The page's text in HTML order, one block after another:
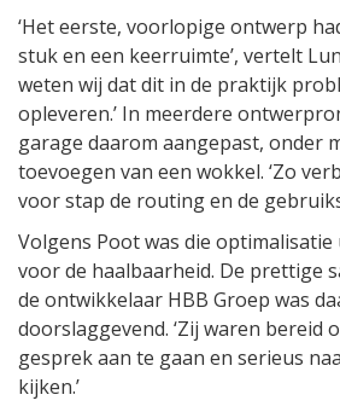
‘Het eerste, voorlopige ontwerp
stuk en een keerruimte’, vertelt
weten wij dat dit in de praktijk
opleveren.’ In meerdere
garage daarom aangepast, onder
toevoegen van een wokkel. ‘Zo
voor stap de routing en de
Volgens Poot was die
voor de haalbaarheid. De prettige
de ontwikkelaar HBB Groep was
doorslaggevend. ‘Zij waren bereid
gesprek aan te gaan en serieus
kijken.’